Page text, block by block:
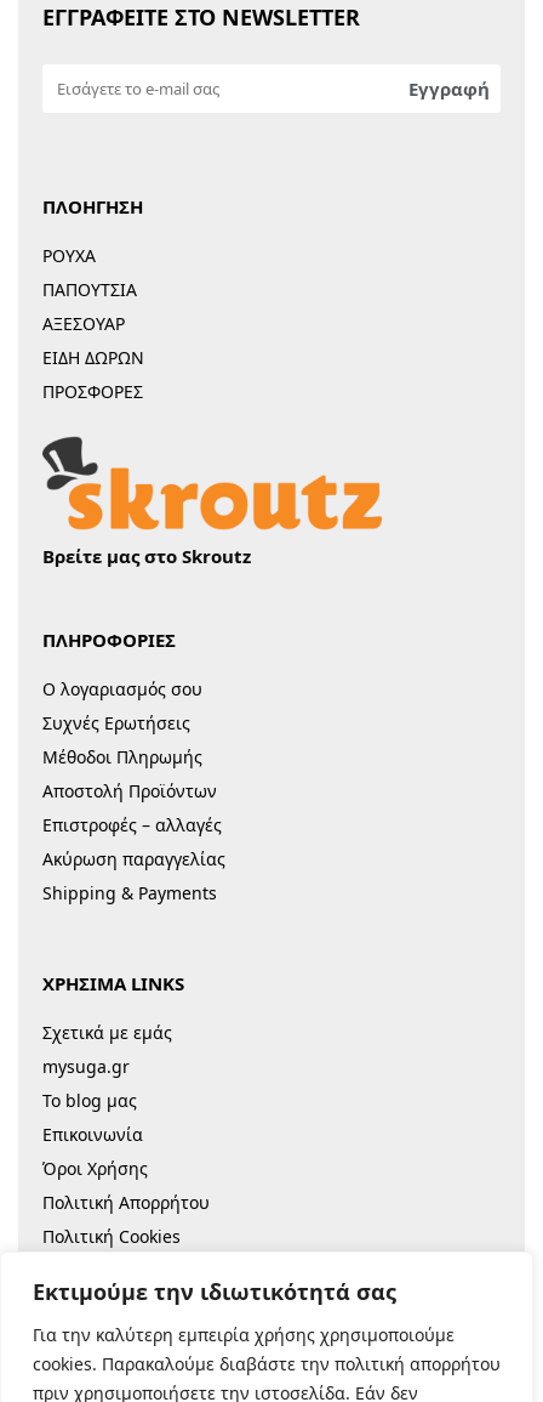
Εκτιμούμε την ιδιωτικότητά σας
Για την καλύτερη εμπειρία χρήσης χρησιμοποιούμε
cookies. Παρακαλούμε διαβάστε την πολιτική απορρήτου
πριν χρησιμοποιήσετε την ιστοσελίδα. Εάν δεν
ΕΓΓΡΑΦΕΙΤΕ ΣΤΟ NEWSLETTER
ΠΛΟΗΓΗΣΗ
ΡΟΥΧΑ
ΠΑΠΟΥΤΣΙΑ
ΑΞΕΣΟΥΑΡ
ΕΙΔΗ ΔΩΡΩΝ
ΠΡΟΣΦΟΡΕΣ
Βρείτε μας στο Skroutz
ΠΛΗΡΟΦΟΡΙΕΣ
Ο λογαριασμός σου
Συχνές Ερωτήσεις
Μέθοδοι Πληρωμής
Αποστολή Προϊόντων
Επιστροφές – αλλαγές
Ακύρωση παραγγελίας
Shipping & Payments
ΧΡΗΣΙΜΑ LINKS
Σχετικά με εμάς
mysuga.gr
Το blog μας
Επικοινωνία
Όροι Χρήσης
Πολιτική Απορρήτου
Πολιτική Cookies
© 2022 |Κατασκευή Eshop